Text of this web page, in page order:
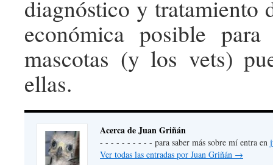
diagnóstico y tratamiento
económica posible
mascotas (y los vets)
ellas.
Acerca de Juan Griñán
- - - - - - - - - - para saber más sobre mí entra en
Ver todas las entradas por Juan Griñán →